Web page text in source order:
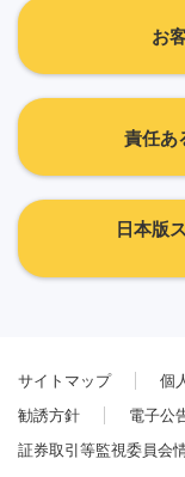
お
責任あ
日本版
サイトマップ
個
勧誘方針
電子公
証券取引等監視委員会